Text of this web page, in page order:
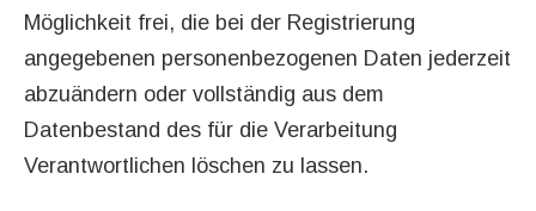
Möglichkeit frei, die bei der Registrierung
angegebenen personenbezogenen Daten jederzeit
abzuändern oder vollständig aus dem
Datenbestand des für die Verarbeitung
Verantwortlichen löschen zu lassen.